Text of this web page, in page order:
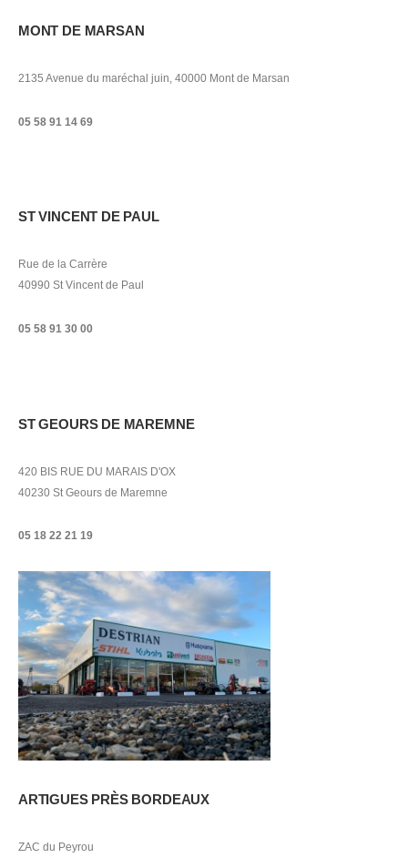
MONT DE MARSAN
2135 Avenue du maréchal juin, 40000 Mont de Marsan
05 58 91 14 69
ST VINCENT DE PAUL
Rue de la Carrère
40990 St Vincent de Paul
05 58 91 30 00
ST GEOURS DE MAREMNE
420 BIS RUE DU MARAIS D'OX
40230 St Geours de Maremne
05 18 22 21 19
ARTIGUES PRÈS BORDEAUX
ZAC du Peyrou